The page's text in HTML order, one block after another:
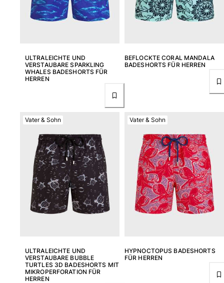
Beutel
Schuhe
Flip Flops
Outdoor
Alle Outdoor anzeigen
Socken
Alle Socken anzeigen
Strandspiele
Schlüsselanhänger
Alle Schlüsselanhänger anzeigen
ULTRALEICHTE UND
VERSTAUBARE SPARKLING
WHALES BADESHORTS FÜR
HERREN
BEFLOCKTE CORAL MANDALA
BADESHORTS FÜR HERREN
ULTRALEICHTE UND
VERSTAUBARE BUBBLE
TURTLES 3D BADESHORTS MIT
MIKROPERFORATION FÜR
HERREN
Vater & Sohn
HYPNOCTOPUS BADESHORTS
FÜR HERREN
Vater & Sohn